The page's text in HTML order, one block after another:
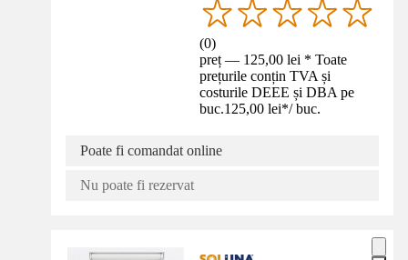
(0)
preț — 125,00 lei * Toate
prețurile conțin TVA și
costurile DEEE și DBA pe
buc.125,00 lei*/ buc.
Poate fi comandat online
Nu poate fi rezervat